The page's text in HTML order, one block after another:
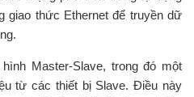
giao thức Ethernet để truyền dữ
Master-Slave, trong đó một
từ các thiết bị Slave. Điều này